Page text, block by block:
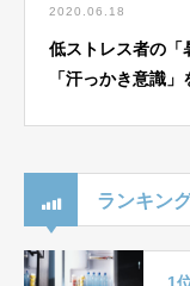
2020.06.18
低ストレス者の「
「汗っかき意識
ランキン
1